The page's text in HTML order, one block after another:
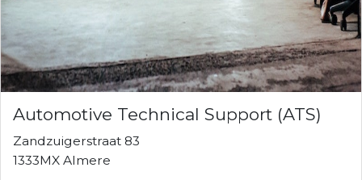
Automotive Technical Support (ATS)
Zandzuigerstraat 83
1333MX Almere